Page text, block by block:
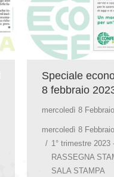
Speciale
8 febbraio
mercoledì 8
mercoledì 8
1° trimestre 2023
RASSEGNA
SALA STAMPA